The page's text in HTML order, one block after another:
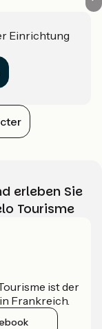
Einrichtung
erleben Sie
Tourisme
ist der
Frankreich.